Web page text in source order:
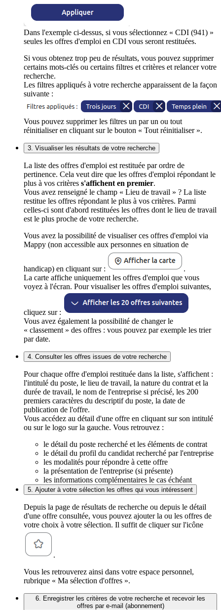
Dans l'exemple ci-dessus, si vous sélectionnez « CDI (941) »
seules les offres d'emploi en CDI vous seront restituées.
Si vous obtenez trop peu de résultats, vous pouvez supprimer
certains mots-clés ou certains filtres et critères et relancer votre
recherche.
Les filtres appliqués à votre recherche apparaissent de la façon
suivante :
Vous pouvez supprimer les filtres un par un ou tout
réinitialiser en cliquant sur le bouton « Tout réinitialiser ».
3. Visualiser les résultats de votre recherche
La liste des offres d'emploi est restituée par ordre de
pertinence. Cela veut dire que les offres d'emploi répondant le
plus à vos critères s'affichent en premier.
Vous avez renseigné le champ « Lieu de travail » ? La liste
restitue les offres répondant le plus à vos critères. Parmi
celles-ci sont d'abord restituées les offres dont le lieu de travail
est le plus proche de votre recherche.
Vous avez la possibilité de visualiser ces offres d'emploi via
Mappy (non accessible aux personnes en situation de
handicap) en cliquant sur :
.
La carte affiche uniquement les offres d'emploi que vous
voyez à l'écran. Pour visualiser les offres d'emploi suivantes,
cliquez sur :
Vous avez également la possibilité de changer le
« classement » des offres : vous pouvez par exemple les trier
par date.
4. Consulter les offres issues de votre recherche
Pour chaque offre d'emploi restituée dans la liste, s'affichent :
l'intitulé du poste, le lieu de travail, la nature du contrat et la
durée de travail, le nom de l'entreprise si précisé, les 200
premiers caractères du descriptif du poste, la date de
publication de l'offre.
Vous accédez au détail d'une offre en cliquant sur son intitulé
ou sur le logo sur la gauche. Vous retrouvez :
le détail du poste recherché et les éléments de contrat
le détail du profil du candidat recherché par l'entreprise
les modalités pour répondre à cette offre
la présentation de l'entreprise (si présente)
les informations complémentaires le cas échéant
5. Ajouter à votre sélection les offres qui vous intéressent
Depuis la page de résultats de recherche ou depuis le détail
d'une offre consultée, vous pouvez ajouter la ou les offres de
votre choix à votre sélection. Il suffit de cliquer sur l'icône
.
Vous les retrouverez ainsi dans votre espace personnel,
rubrique « Ma sélection d'offres ».
6. Enregistrer les critères de votre recherche et recevoir les
offres par e-mail (abonnement)